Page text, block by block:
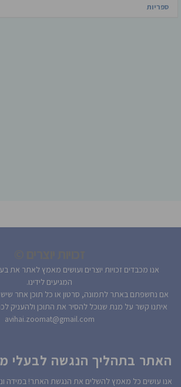
ספריות
אנו מכבדים זכויות יוצרים ועושים מאמץ לאתר את
המגיעים לידינו.
אם נחשפתם באתר לתמונה, סרטון או כל תוכן אחר שיש
איתנו קשר על מנת שנוכל להסיר את התוכן ולהעניק
avihai.zoomat@gmail.com
האתר בתהליך הנגשה לבעלי
אנו עושים כל מאמץ להשלים את הנגשת האתר! במידה